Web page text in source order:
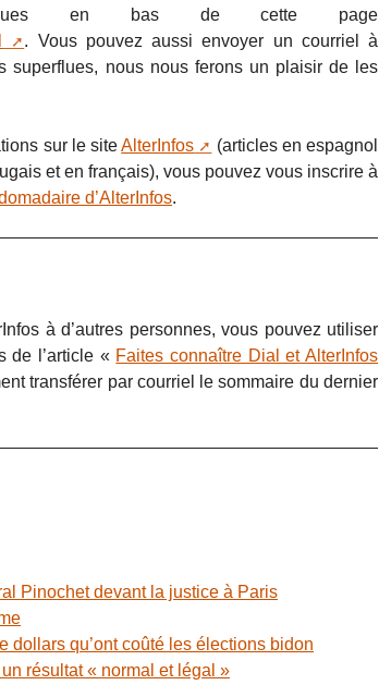
en bas de cette page
. Vous pouvez aussi envoyer un courriel à
superflues, nous nous ferons un plaisir de les
sur le siteAlterInfos
(articles en espagnol
et en français), vous pouvez vous inscrire à
d’AlterInfos.
à d’autres personnes, vous pouvez utiliser
de l’article « Faites connaître Dial et AlterInfos
transférer par courriel le sommaire du dernier
Pinochet devant la justice à Paris
dollars qu’ont coûté les élections bidon
résultat « normal et légal »